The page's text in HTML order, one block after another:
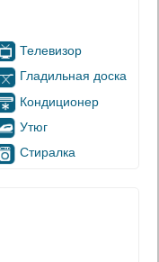
Телевизор
Гладильная доска
Кондиционер
Утюг
Стиралка